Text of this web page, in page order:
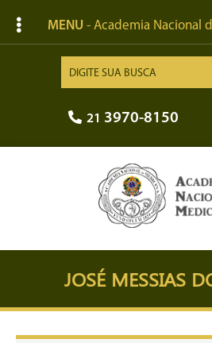
MENU - Academia Nacional
21 3970-8150
JOSÉ MESSIAS